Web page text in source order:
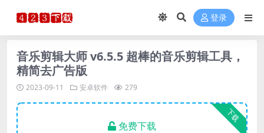
登录
音乐剪辑大师 v6.5.5 超棒的音乐剪辑工具，
精简去广告版
2023-09-11 安卓软件 279
下载
免费下载